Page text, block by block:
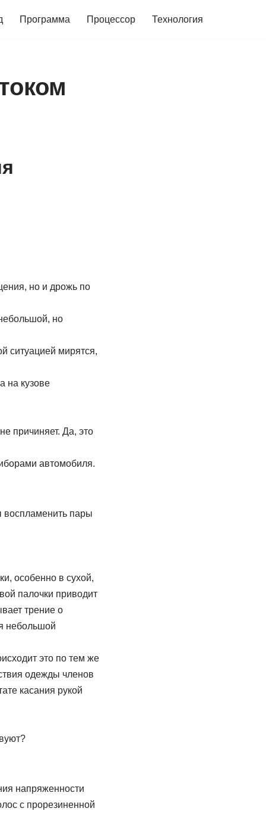
Программа Процессор Технология
но и дрожь по
но
ситуацией мирятся,
на кузове
причиняет. Да, это
автомобиля.
воспламенить пары
особенно в сухой,
палочки приводит
трение о
небольшой
это по тем же
одежды членов
касания рукой
напряженности
с прорезиненной